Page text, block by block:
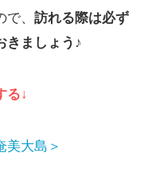
、 訪れる際は必ず
きましょう ♪
る↓
美大島＞